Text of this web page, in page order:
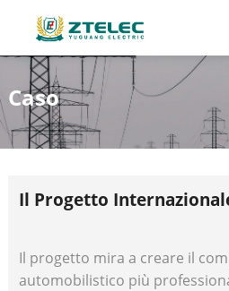
Caso
Il Progetto
Il progetto mira a creare il
automobilistico più